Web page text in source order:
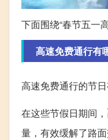
下面围绕“春节五一
高速免费通行有
高速免费通行的节日
在这些节假日期间，
量，有效缓解了路